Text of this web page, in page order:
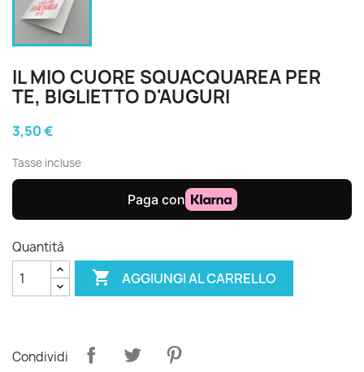
IL MIO CUORE SQUACQUAREA PER
TE, BIGLIETTO D'AUGURI
3,50 €
Tasse incluse
Quantità
 AGGIUNGI AL CARRELLO
Condividi